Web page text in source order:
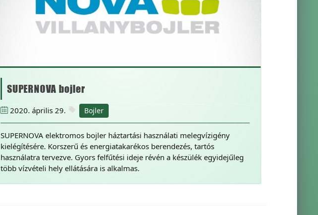
SUPERNOVA bojler
2020. április 29. Bojler
SUPERNOVA elektromos bojler háztartási használati melegvízigény
kielégítésére. Korszerű és energiatakarékos berendezés, tartós
használatra tervezve. Gyors felfűtési ideje révén a készülék egyidejűleg
több vízvételi hely ellátására is alkalmas.